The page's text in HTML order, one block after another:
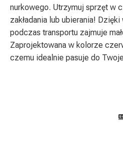
nurkowego. Utrzymuj sprzęt w
zakładania lub ubierania!
podczas transportu zajmuje
Zaprojektowana w kolorze
czemu idealnie pasuje do